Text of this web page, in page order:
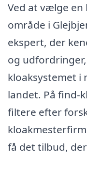
Ved at vælge en
område i
ekspert, der
og
kloaksystemet i
landet. På find-
filtere efter
få det tilbud,